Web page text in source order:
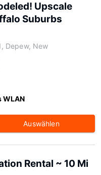
Upscale
Suburbs
Depew, New
WLAN
Auswählen
Rental ~ 10 Mi